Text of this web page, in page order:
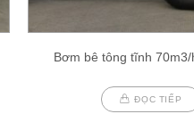
Bơm bê tông tĩnh
ĐỌC TIẾP